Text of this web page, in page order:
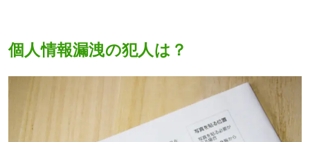
個人情報漏洩の犯人は？